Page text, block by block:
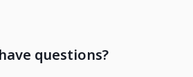
questions?